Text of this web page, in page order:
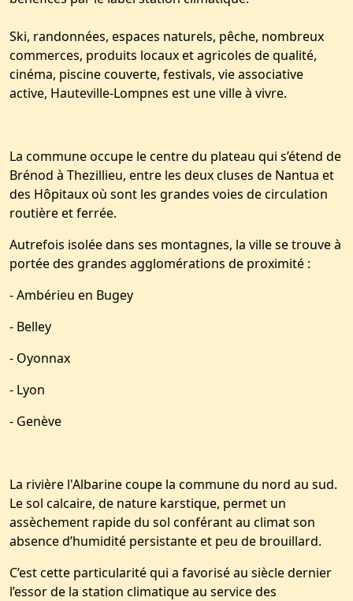
Ski, randonnées, espaces naturels, pêche, nombreux
commerces, produits locaux et agricoles de qualité,
cinéma, piscine couverte, festivals, vie associative
active, Hauteville-Lompnes est une ville à vivre.
La commune occupe le centre du plateau qui s’étend de
Brénod à Thezillieu, entre les deux cluses de Nantua et
des Hôpitaux où sont les grandes voies de circulation
routière et ferrée.
Autrefois isolée dans ses montagnes, la ville se trouve à
portée des grandes agglomérations de proximité :
- Ambérieu en Bugey
- Belley
- Oyonnax
- Lyon
- Genève
La rivière l'Albarine coupe la commune du nord au sud.
Le sol calcaire, de nature karstique, permet un
assèchement rapide du sol conférant au climat son
absence d’humidité persistante et peu de brouillard.
C’est cette particularité qui a favorisé au siècle dernier
l’essor de la station climatique au service des